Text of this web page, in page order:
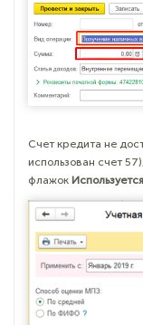
Счет кредита не
использован счет
флажок